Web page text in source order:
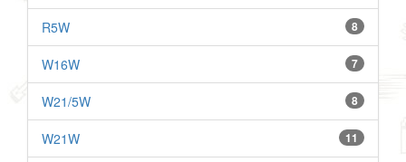
8
R5W
7
W16W
8
W21/5W
11
W21W